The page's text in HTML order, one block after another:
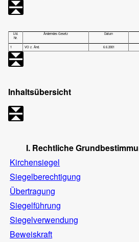
Lfd.
Nr.
Änderndes Gesetz Datum
1
VO z. Änd. 6.6.2001
Inhaltsübersicht
I. Rechtliche
Kirchensiegel
Siegelberechtigung
Übertragung
Siegelführung
Siegelverwendung
Beweiskraft